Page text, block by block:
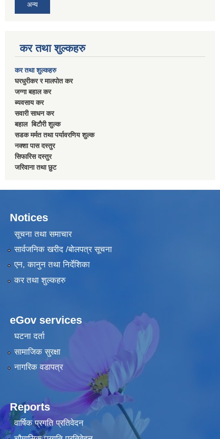
अन्य
कर तथा शुल्कहरु
कर तथा शुल्कहरु
घरधुरीकर र मालपाेत कर
जग्गा बहाल कर
ब्यवसाय कर
सवारी साधन कर
बहाल बिटाैरी शुल्क
सडक मर्मत तथा पर्यावरणिय शुल्क
नक्शा पास दस्तुर
सिफारिस दस्तुर
जरिवाना तथा छुट
Notices
सूचना तथा समाचार
सार्वजनिक खरीद /बोलपत्र सूचना
एन, कानुन तथा निर्देशिका
कर तथा शुल्कहरु
eGov services
घटना दर्ता
सामाजिक सुरक्षा
नागरिक वडापत्र
Reports
वार्षिक प्रगति प्रतिवेदन